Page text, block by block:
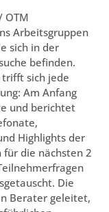
OTM
Arbeitsgruppen
sich in der
befinden.
trifft sich jede
Am Anfang
und berichtet
Highlights der
für die nächsten 2
Die
Berater geleitet,